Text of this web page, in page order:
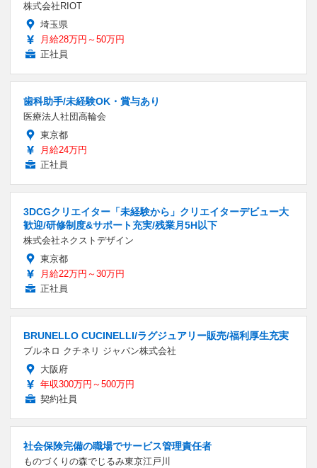
株式会社RIOT
埼玉県
月給28万円～50万円
正社員
歯科助手/未経験OK・賞与あり
医療法人社団高輪会
東京都
月給24万円
正社員
3DCGクリエイター「未経験から」クリエイターデビュー大
歓迎/研修制度&サポート充実/残業月5H以下
株式会社ネクストデザイン
東京都
月給22万円～30万円
正社員
BRUNELLO CUCINELLI/ラグジュアリー販売/福利厚生充実
ブルネロ クチネリ ジャパン株式会社
大阪府
年収300万円～500万円
契約社員
社会保険完備の職場でサービス管理責任者
ものづくりの森でじるみ東京江戸川